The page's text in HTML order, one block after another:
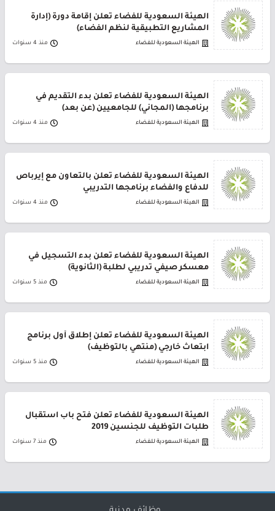
الهيئة السعودية للفضاء تعلن إقامة دورة (إدارة
المشاريع التطبيقية لنظم الفضاء)
الهيئة السعودية للفضاء منذ 4 سنوات
الهيئة السعودية للفضاء تعلن بدء التقديم في
برنامجها (المجاني) للجامعيين (عن بعد)
الهيئة السعودية للفضاء منذ 4 سنوات
الهيئة السعودية للفضاء تعلن بالتعاون مع إيرباص
للدفاع والفضاء برنامجها التدريبي
الهيئة السعودية للفضاء منذ 4 سنوات
الهيئة السعودية للفضاء تعلن بدء التسجيل في
معسكر صيفي تدريبي لطلبة (الثانوية)
الهيئة السعودية للفضاء منذ 5 سنوات
الهيئة السعودية للفضاء تعلن إطلاق أول برنامج
ابتعاث خارجي (منتهي بالتوظيف)
الهيئة السعودية للفضاء منذ 5 سنوات
الهيئة السعودية للفضاء تعلن فتح باب استقبال
طلبات التوظيف للجنسين 2019
الهيئة السعودية للفضاء منذ 7 سنوات